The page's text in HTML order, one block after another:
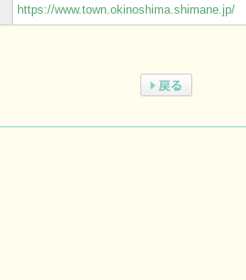
https://www.town.okinoshima.shimane.jp/